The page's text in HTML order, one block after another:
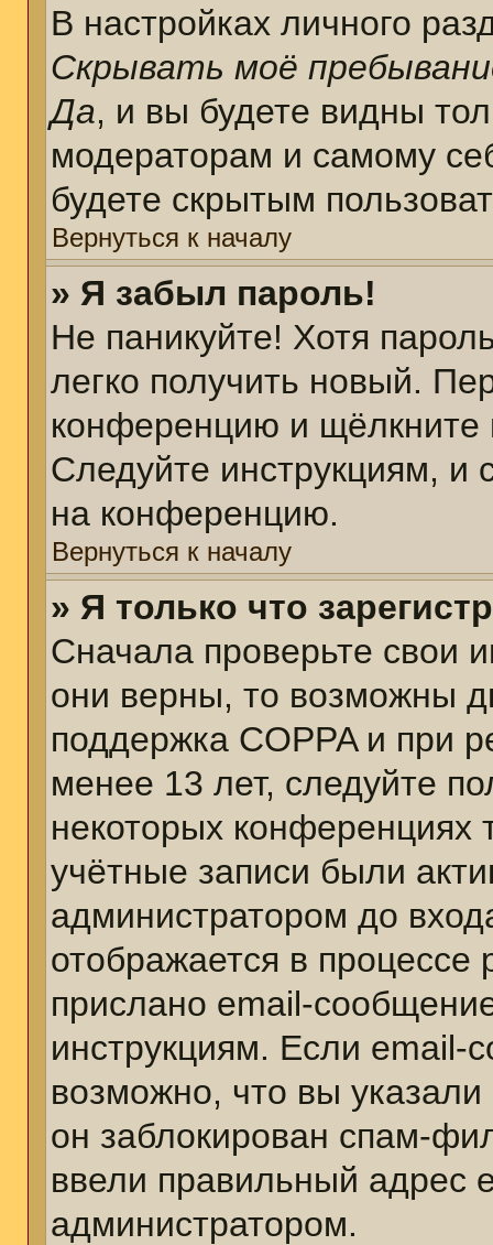
В настройках личного
Скрывать моё
Да, и вы будете видны
модераторам и самому
будете скрытым
Вернуться к началу
» Я забыл пароль!
Не паникуйте! Хотя
легко получить новый.
конференцию и щёлкните
Следуйте инструкциям, и
на конференцию.
Вернуться к началу
» Я только что
Сначала проверьте свои
они верны, то возможны
поддержка COPPA и при
менее 13 лет, следуйте
некоторых конференциях
учётные записи были
администратором до
отображается в
прислано email-
инструкциям. Если email-
возможно, что вы
он заблокирован спам-
ввели правильный адрес
администратором.